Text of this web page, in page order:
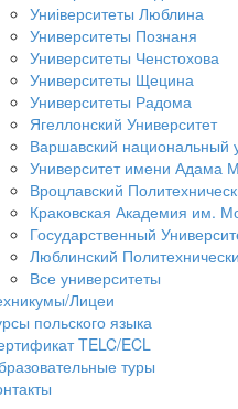
Униіверситеты Люблина
Университеты Познаня
Университеты Ченстохова
Университеты Щецина
Университеты Радома
Ягеллонский Университет
Варшавский национальный
Университет имени Адама
Вроцлавский
Краковская Академия им.
Государственный
Люблинский
Все университеты
Лицеи
польского языка
TELC/ECL
туры